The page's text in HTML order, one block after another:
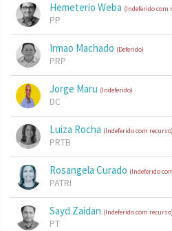
Hemeterio Weba (Indeferido com
PP
Irmao Machado (Deferido)
PRP
Jorge Maru (Indeferido)
DC
Luiza Rocha (Indeferido com recurso)
PRTB
Rosangela Curado (Indeferido
PATRI
Sayd Zaidan (Indeferido com recurso)
PT